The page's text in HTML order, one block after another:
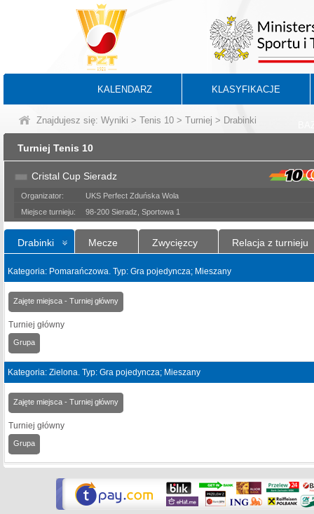
KALENDARZ KLASYFIKACJE
Znajdujesz się: Wyniki > Tenis 10 > Turniej > Drabinki
Turniej Tenis 10
Cristal Cup Sieradz
Organizator:
UKS Perfect Zduńska Wola
Miejsce turnieju:
98-200 Sieradz, Sportowa 1
Drabinki Mecze Zwycięzcy Relacja z turnieju
Kategoria: Pomarańczowa. Typ: Gra pojedyncza; Mieszany
Zajęte miejsca - Turniej główny
Turniej główny
Grupa
Kategoria: Zielona. Typ: Gra pojedyncza; Mieszany
Zajęte miejsca - Turniej główny
Turniej główny
Grupa